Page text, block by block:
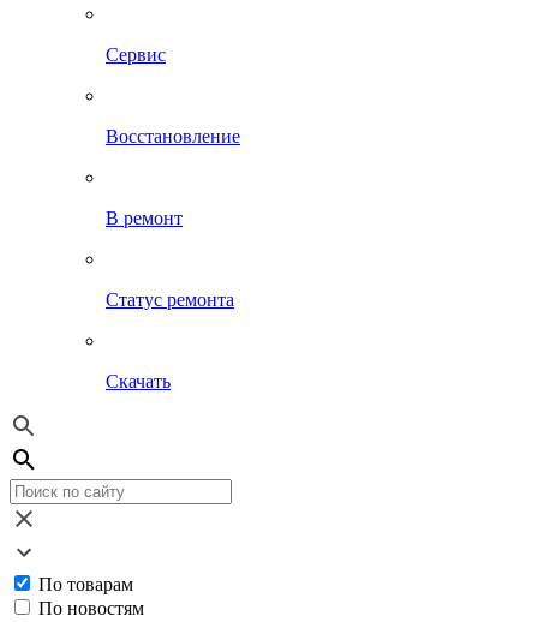
Сервис
Восстановление
В ремонт
Статус ремонта
Скачать
По товарам
По новостям